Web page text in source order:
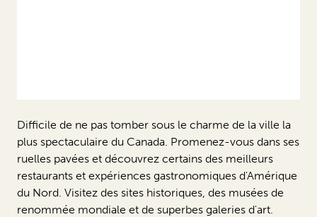
Difficile de ne pas tomber sous le charme de la ville la
plus spectaculaire du Canada. Promenez-vous dans ses
ruelles pavées et découvrez certains des meilleurs
restaurants et expériences gastronomiques d'Amérique
du Nord. Visitez des sites historiques, des musées de
renommée mondiale et de superbes galeries d'art.